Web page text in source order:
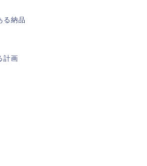
る納品
計画